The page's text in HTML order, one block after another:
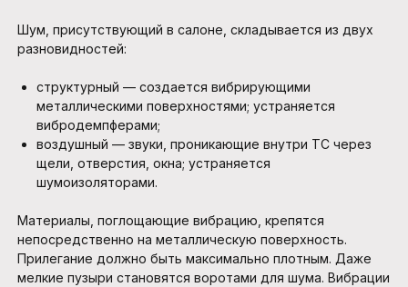
Шум, присутствующий в салоне, складывается из двух
разновидностей:
структурный — создается вибрирующими
металлическими поверхностями; устраняется
вибродемпферами;
воздушный — звуки, проникающие внутри ТС через
щели, отверстия, окна; устраняется
шумоизоляторами.
Материалы, поглощающие вибрацию, крепятся
непосредственно на металлическую поверхность.
Прилегание должно быть максимально плотным. Даже
мелкие пузыри становятся воротами для шума. Вибрации